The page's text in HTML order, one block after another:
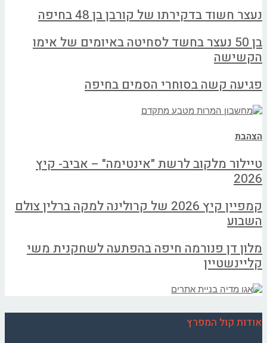
נעצר חשוד בדקירתו של קורבן בן 48 בחיפה
בן 50 נעצר בחשד לסחיטה באיומים של אימו
הקשישה
פגיעה קשה בסוחרי הסמים בחיפה
הצהבת
טיילור מלקוב לרשת "אינטימה" – אביב- קיץ
2026
קמפיין קיץ 2026 של קרולינה למקה ברלין צולם
השבוע
מלון דן פנורמה חיפה בהפתעה לשחקנית משי
קליינשטיין
אודות קול המפרץ